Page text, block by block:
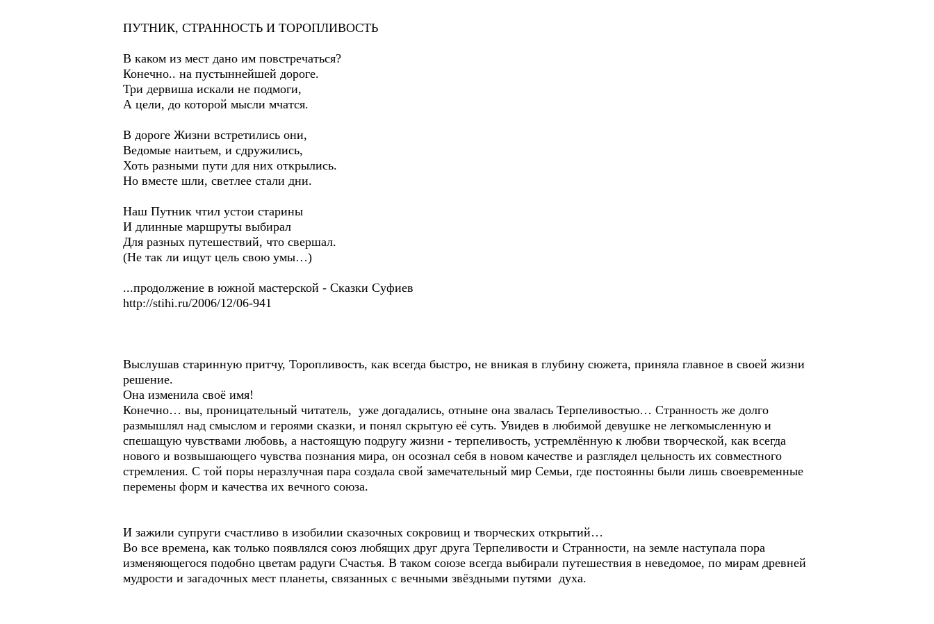
ПУТНИК, СТРАННОСТЬ И ТОРОПЛИВОСТЬ
В каком из мест дано им повстречаться?
Конечно.. на пустыннейшей дороге.
Три дервиша искали не подмоги,
А цели, до которой мысли мчатся.
В дороге Жизни встретились они,
Ведомые наитьем, и сдружились,
Хоть разными пути для них открылись.
Но вместе шли, светлее стали дни.
Наш Путник чтил устои старины
И длинные маршруты выбирал
Для разных путешествий, что свершал.
(Не так ли ищут цель свою умы…)
...продолжение в южной мастерской - Сказки Суфиев
http://stihi.ru/2006/12/06-941
Выслушав старинную притчу, Торопливость, как всегда быстро, не вникая в глубину сюжета, приняла главное в своей жизни
решение.
Она изменила своё имя!
Конечно… вы, проницательный читатель, уже догадались, отныне она звалась Терпеливостью… Странность же долго
размышлял над смыслом и героями сказки, и понял скрытую её суть. Увидев в любимой девушке не легкомысленную и
спешащую чувствами любовь, а настоящую подругу жизни - терпеливость, устремлённую к любви творческой, как всегда
нового и возвышающего чувства познания мира, он осознал себя в новом качестве и разглядел цельность их совместного
стремления. С той поры неразлучная пара создала свой замечательный мир Семьи, где постоянны были лишь своевременные
перемены форм и качества их вечного союза.
И зажили супруги счастливо в изобилии сказочных сокровищ и творческих открытий…
Во все времена, как только появлялся союз любящих друг друга Терпеливости и Странности, на земле наступала пора
изменяющегося подобно цветам радуги Счастья. В таком союзе всегда выбирали путешествия в неведомое, по мирам древней
мудрости и загадочных мест планеты, связанных с вечными звёздными путями духа.